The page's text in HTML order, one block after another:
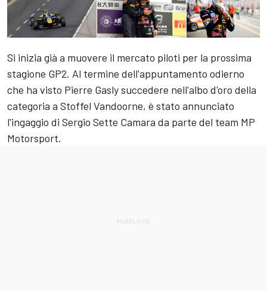
Si inizia già a muovere il mercato piloti per la prossima
stagione GP2. Al termine dell'appuntamento odierno
che ha visto Pierre Gasly succedere nell'albo d'oro della
categoria a Stoffel Vandoorne, è stato annunciato
l'ingaggio di Sergio Sette Camara da parte del team MP
Motorsport.